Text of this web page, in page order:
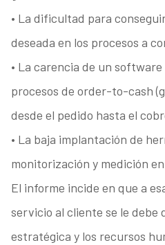
• La dificultad para
deseada en los procesos a
• La carencia de un
procesos de order-to-cash
desde el pedido hasta el
• La baja implantación de
monitorización y medición
El informe incide en que a
servicio al cliente se le debe
estratégica y los recursos